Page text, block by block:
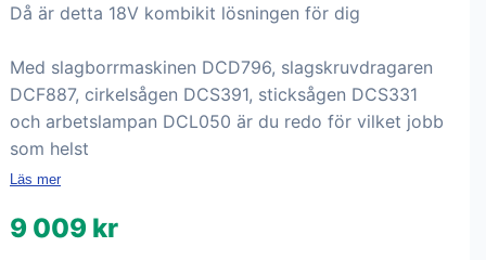
Då är detta 18V kombikit lösningen för dig
Med slagborrmaskinen DCD796, slagskruvdragaren
DCF887, cirkelsågen DCS391, sticksågen DCS331
och arbetslampan DCL050 är du redo för vilket jobb
som helst
Läs mer
9 009 kr